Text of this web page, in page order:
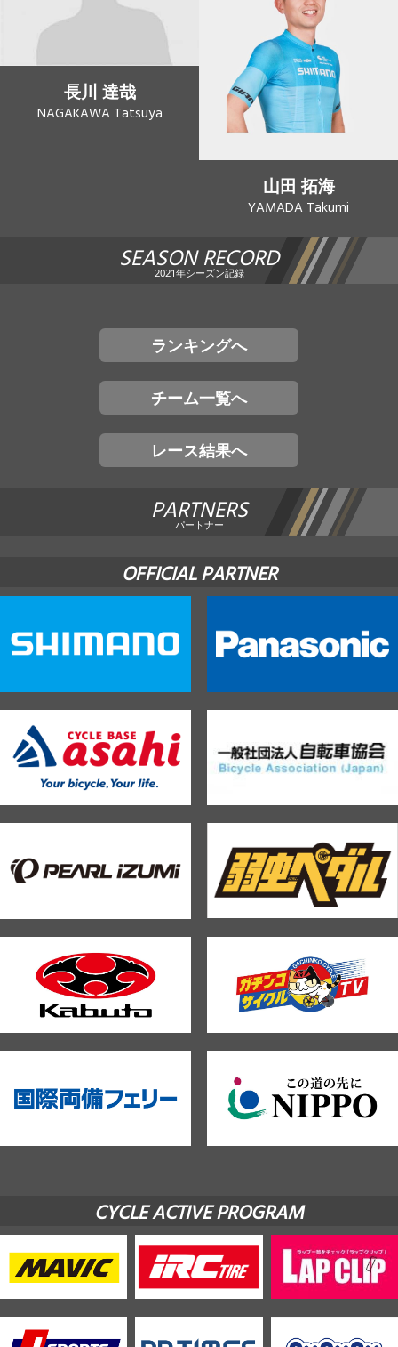
長川 達哉
NAGAKAWA Tatsuya
山田 拓海
YAMADA Takumi
SEASON RECORD
2021年シーズン記録
ランキングへ
チーム一覧へ
レース結果へ
PARTNERS
パートナー
OFFICIAL PARTNER
CYCLE ACTIVE PROGRAM